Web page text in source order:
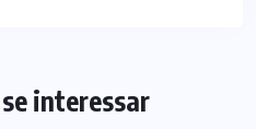
interessar